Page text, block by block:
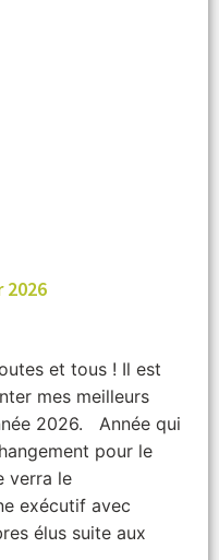
2026
et tous ! Il est
mes meilleurs
2026. Année qui
pour le
verra le
exécutif avec
élus suite aux